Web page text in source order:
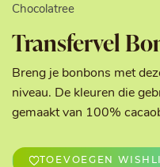
Chocolatree
Transfervel
Breng je bonbons met
niveau. De kleuren die
gemaakt van 100%
TOEVOEGEN